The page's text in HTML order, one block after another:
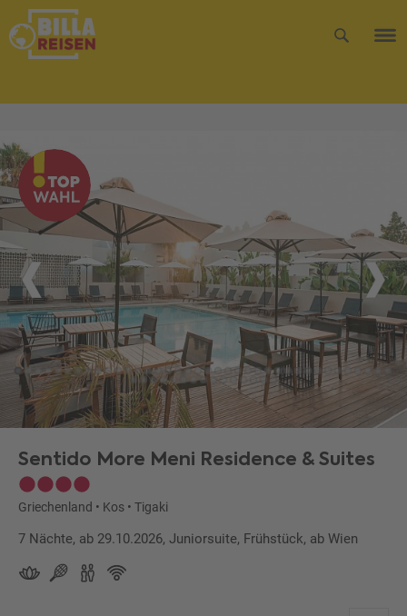
Sentido More Meni Residence & Suites
Griechenland • Kos • Tigaki
7 Nächte, ab 29.10.2026, Juniorsuite, Frühstück, ab Wien